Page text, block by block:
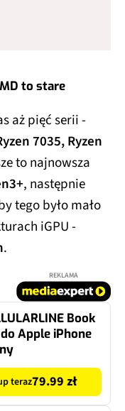
to stare
aż pięć serii -
7035, Ryzen
to najnowsza
, następnie
tego było mało
iGPU -
.
REKLAMA
Book
Apple iPhone
teraz79.99 zł